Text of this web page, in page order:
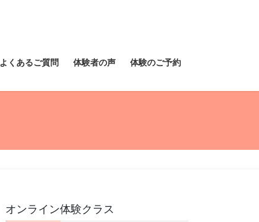
よくあるご質問 体験者の声 体験のご予約
オンライン体験クラス